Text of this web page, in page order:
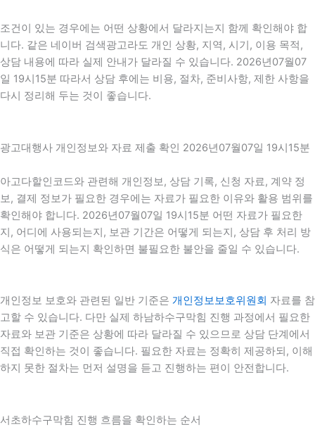
조건이 있는 경우에는 어떤 상황에서 달라지는지 함께 확인해야 합
니다. 같은 네이버 검색광고라도 개인 상황, 지역, 시기, 이용 목적,
상담 내용에 따라 실제 안내가 달라질 수 있습니다. 2026년07월07
일 19시15분 따라서 상담 후에는 비용, 절차, 준비사항, 제한 사항을
다시 정리해 두는 것이 좋습니다.
광고대행사 개인정보와 자료 제출 확인 2026년07월07일 19시15분
아고다할인코드와 관련해 개인정보, 상담 기록, 신청 자료, 계약 정
보, 결제 정보가 필요한 경우에는 자료가 필요한 이유와 활용 범위를
확인해야 합니다. 2026년07월07일 19시15분 어떤 자료가 필요한
지, 어디에 사용되는지, 보관 기간은 어떻게 되는지, 상담 후 처리 방
식은 어떻게 되는지 확인하면 불필요한 불안을 줄일 수 있습니다.
개인정보 보호와 관련된 일반 기준은 개인정보보호위원회 자료를 참
고할 수 있습니다. 다만 실제 하남하수구막힘 진행 과정에서 필요한
자료와 보관 기준은 상황에 따라 달라질 수 있으므로 상담 단계에서
직접 확인하는 것이 좋습니다. 필요한 자료는 정확히 제공하되, 이해
하지 못한 절차는 먼저 설명을 듣고 진행하는 편이 안전합니다.
서초하수구막힘 진행 흐름을 확인하는 순서